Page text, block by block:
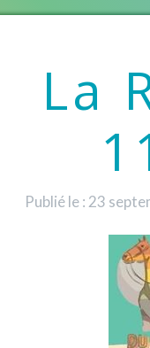
La
Publié le : 23